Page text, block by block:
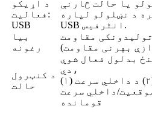
د اړیکو
فعالیت:
USB
یا حالت څارنې
د نښلولو لپاره
USB انٹرفیس.
بیا
رغونه
مقاومت
بهرنی مقاومت)
د کنټرول
حالت
ترمنځ بدلول فعال شوي
دي،
(۱) د موقعیت کنټرول، (۲) د داخلي سرعت
(۳) د موقعیت/داخلي سرعت
قومانده